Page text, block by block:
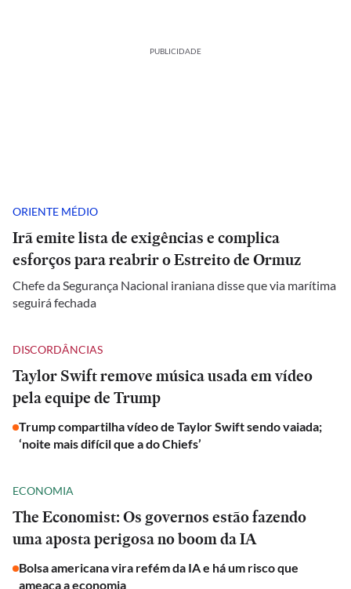
PUBLICIDADE
ORIENTE MÉDIO
Irã emite lista de exigências e complica
esforços para reabrir o Estreito de Ormuz
Chefe da Segurança Nacional iraniana disse que via marítima
seguirá fechada
DISCORDÂNCIAS
Taylor Swift remove música usada em vídeo
pela equipe de Trump
Trump compartilha vídeo de Taylor Swift sendo vaiada;
‘noite mais difícil que a do Chiefs’
ECONOMIA
The Economist: Os governos estão fazendo
uma aposta perigosa no boom da IA
Bolsa americana vira refém da IA e há um risco que
ameaça a economia